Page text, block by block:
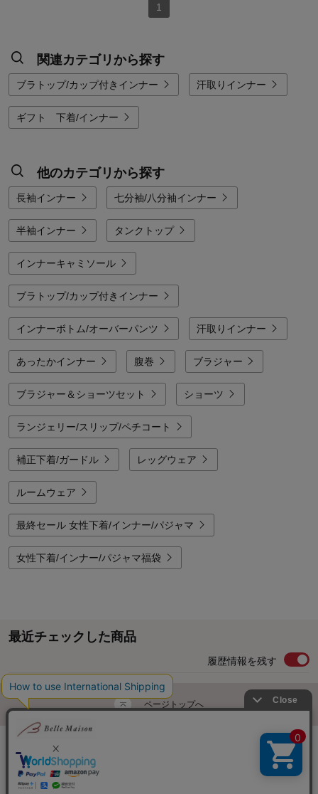
1
関連カテゴリから探す
ブラトップ/カップ付きインナー 汗取りインナー
ギフト 下着/インナー
他のカテゴリから探す
長袖インナー 七分袖/八分袖インナー
半袖インナー タンクトップ
インナーキャミソール
ブラトップ/カップ付きインナー
インナーボトム/オーバーパンツ 汗取りインナー
あったかインナー 腹巻 ブラジャー
ブラジャー＆ショーツセット ショーツ
ランジェリー/スリップ/ペチコート
補正下着/ガードル レッグウェア
ルームウェア
最終セール 女性下着/インナー/パジャマ
女性下着/インナー/パジャマ福袋
最近チェックした商品
履歴情報を残す
ページトップへ
ご利用ガイド・お知らせ
サイトマップ